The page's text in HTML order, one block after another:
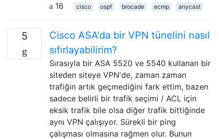
16
cisco ospf brocade ecmp anycast
5
Cisco ASA'da bir VPN tünelini nasıl
sıfırlayabilirim?
Sırasıyla bir ASA 5520 ve 5540 kullanan bir
siteden siteye VPN'de, zaman zaman
trafiğin artık geçmediğini fark ettim, bazen
sadece belirli bir trafik seçimi / ACL için
eksik trafik bile olsa diğer trafik bittiğinde
aynı VPN çalışıyor. Sürekli bir ping
çalışması olmasına rağmen olur. Bunun